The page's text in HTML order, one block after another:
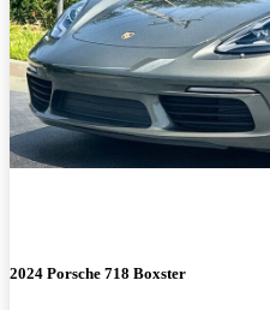
2024 Porsche 718 Boxster